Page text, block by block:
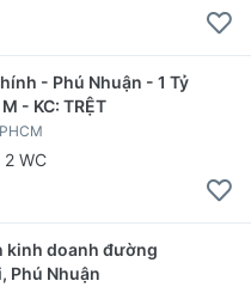
- Phú Nhuận - 1 Tỷ
- KC: TRỆT
2 WC
kinh doanh đường
Phú Nhuận